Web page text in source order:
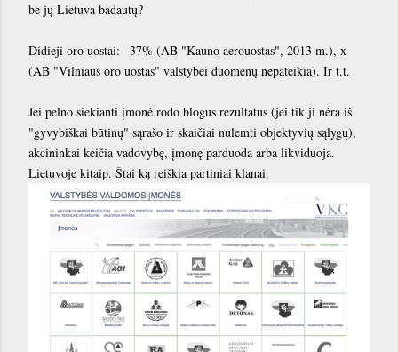
be jų Lietuva badautų?
Didieji oro uostai: –37% (AB "Kauno aerouostas", 2013 m.), x
(AB "Vilniaus oro uostas" valstybei duomenų nepateikia). Ir t.t.
Jei pelno siekianti įmonė rodo blogus rezultatus (jei tik ji nėra iš
"gyvybiškai būtinų" sąrašo ir skaičiai nulemti objektyvių sąlygų),
akcininkai keičia vadovybę, įmonę parduoda arba likviduoja.
Lietuvoje kitaip. Štai ką reiškia partiniai klanai.